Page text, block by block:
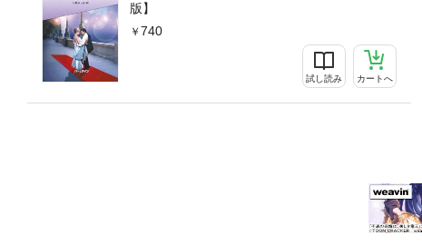
版】
740
試し読み カートへ